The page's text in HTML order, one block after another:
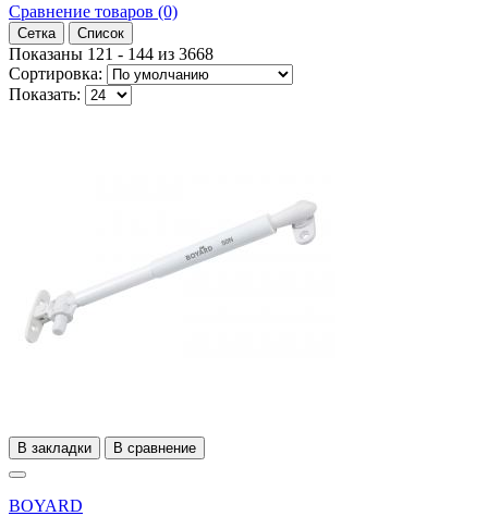
Сравнение товаров (0)
Сетка Список
Показаны 121 - 144 из 3668
Сортировка:
Показать:
В закладки В сравнение
BOYARD